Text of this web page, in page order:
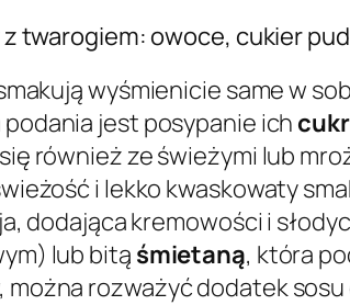
twarogiem: owoce, cukier
wyśmienicie same w
jest posypanie ich
również ze świeżymi lub
i lekko kwaskowaty
dodająca kremowości i
lub bitą śmietaną, która
rozważyć dodatek